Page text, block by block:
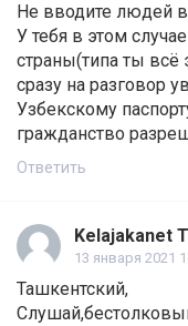
Не вводите людей
У тебя в этом
страны(типа ты всё
сразу на разговор
Узбекскому
гражданство
Ответить
Kelajakanet
13 января 2021
Ташкентский,